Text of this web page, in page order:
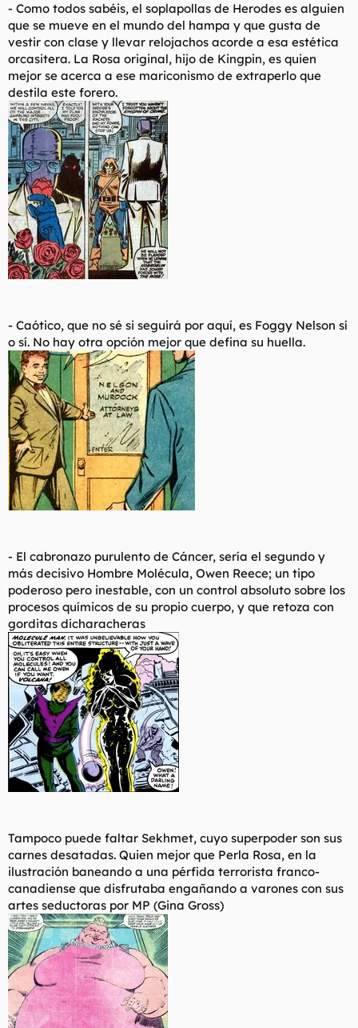
- Como todos sabéis, el soplapollas de Herodes es alguien
que se mueve en el mundo del hampa y que gusta de
vestir con clase y llevar relojachos acorde a esa estética
orcasitera. La Rosa original, hijo de Kingpin, es quien
mejor se acerca a ese mariconismo de extraperlo que
destila este forero.
- Caótico, que no sé si seguirá por aquí, es Foggy Nelson sí
o sí. No hay otra opción mejor que defina su huella.
- El cabronazo purulento de Cáncer, sería el segundo y
más decisivo Hombre Molécula, Owen Reece; un tipo
poderoso pero inestable, con un control absoluto sobre los
procesos químicos de su propio cuerpo, y que retoza con
gorditas dicharacheras
Tampoco puede faltar Sekhmet, cuyo superpoder son sus
carnes desatadas. Quien mejor que Perla Rosa, en la
ilustración baneando a una pérfida terrorista franco-
canadiense que disfrutaba engañando a varones con sus
artes seductoras por MP (Gina Gross)